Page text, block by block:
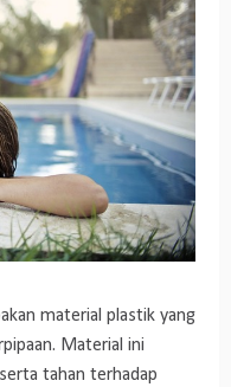
material plastik yang
Material ini
tahan terhadap